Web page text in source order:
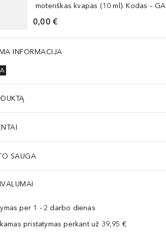
moteriškas kvapas (10 ml). Kodas – GA
0,00 €
INFORMACIJA
SAUGA
per 1 - 2 darbo dienas
pristatymas perkant už 39,95 €